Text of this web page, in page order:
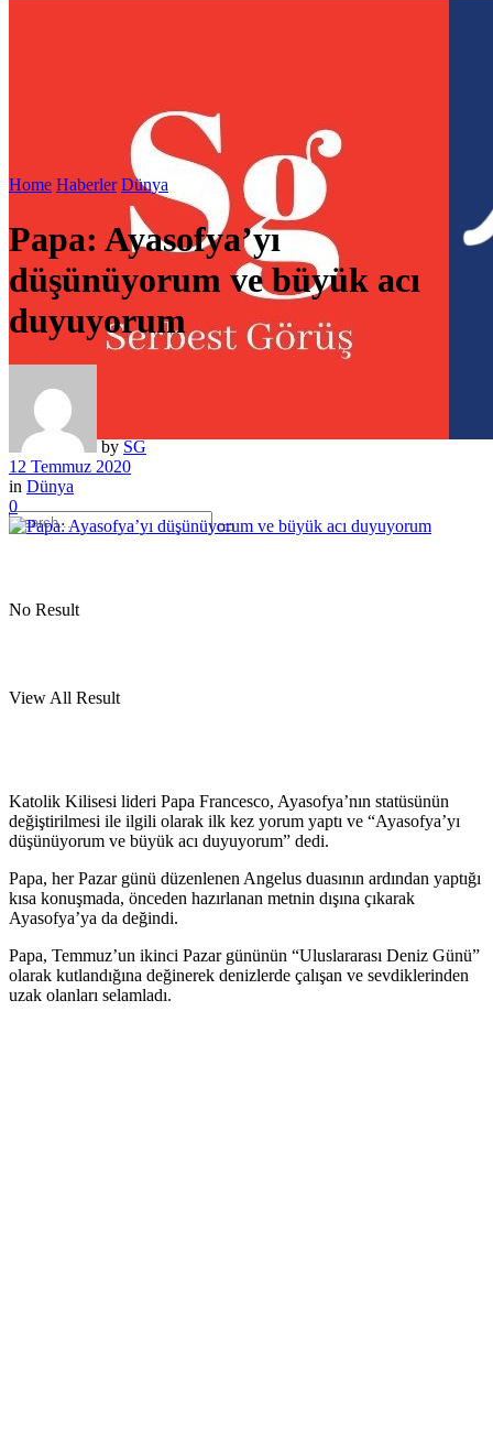
No Result
View All Result
Home Haberler Dünya
Papa: Ayasofya’yı
düşünüyorum ve büyük acı
duyuyorum
by SG
12 Temmuz 2020
in Dünya
0
Katolik Kilisesi lideri Papa Francesco, Ayasofya’nın statüsünün
değiştirilmesi ile ilgili olarak ilk kez yorum yaptı ve “Ayasofya’yı
düşünüyorum ve büyük acı duyuyorum” dedi.
Papa, her Pazar günü düzenlenen Angelus duasının ardından yaptığı
kısa konuşmada, önceden hazırlanan metnin dışına çıkarak
Ayasofya’ya da değindi.
Papa, Temmuz’un ikinci Pazar gününün “Uluslararası Deniz Günü”
olarak kutlandığına değinerek denizlerde çalışan ve sevdiklerinden
uzak olanları selamladı.